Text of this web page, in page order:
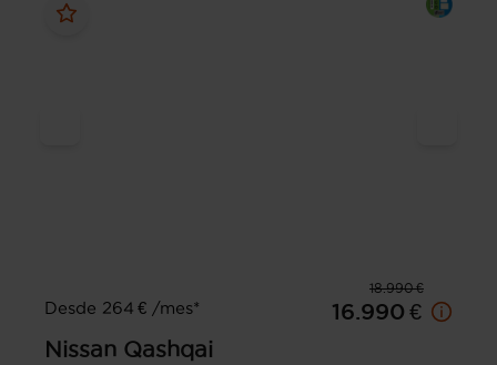
18.990 €
Desde 264 € /mes*
16.990 €
Nissan Qashqai